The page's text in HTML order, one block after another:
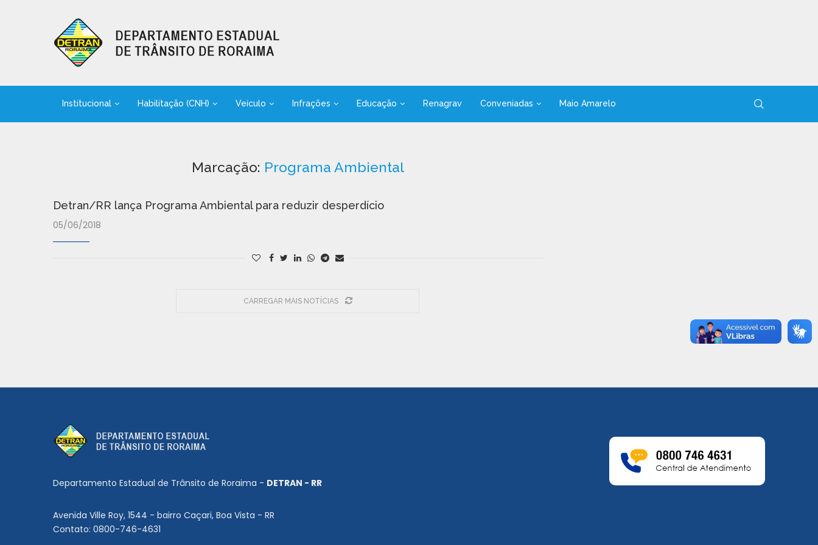
Institucional Habilitação (CNH) Veículo Infrações Educação Renagrav Conveniadas Maio Amarelo
Marcação: Programa Ambiental
​Detran/RR lança Programa Ambiental para reduzir desperdício
05/06/2018
CARREGAR MAIS NOTÍCIAS
Departamento Estadual de Trânsito de Roraima - DETRAN - RR
Avenida Ville Roy, 1544 - bairro Caçari, Boa Vista - RR
Contato: 0800-746-4631